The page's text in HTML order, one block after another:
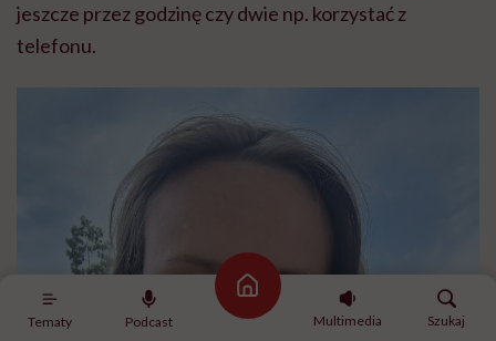
Tematy Podcast
Strona główna
Multimedia
Szukaj
jeszcze przez godzinę czy dwie np. korzystać z
telefonu.